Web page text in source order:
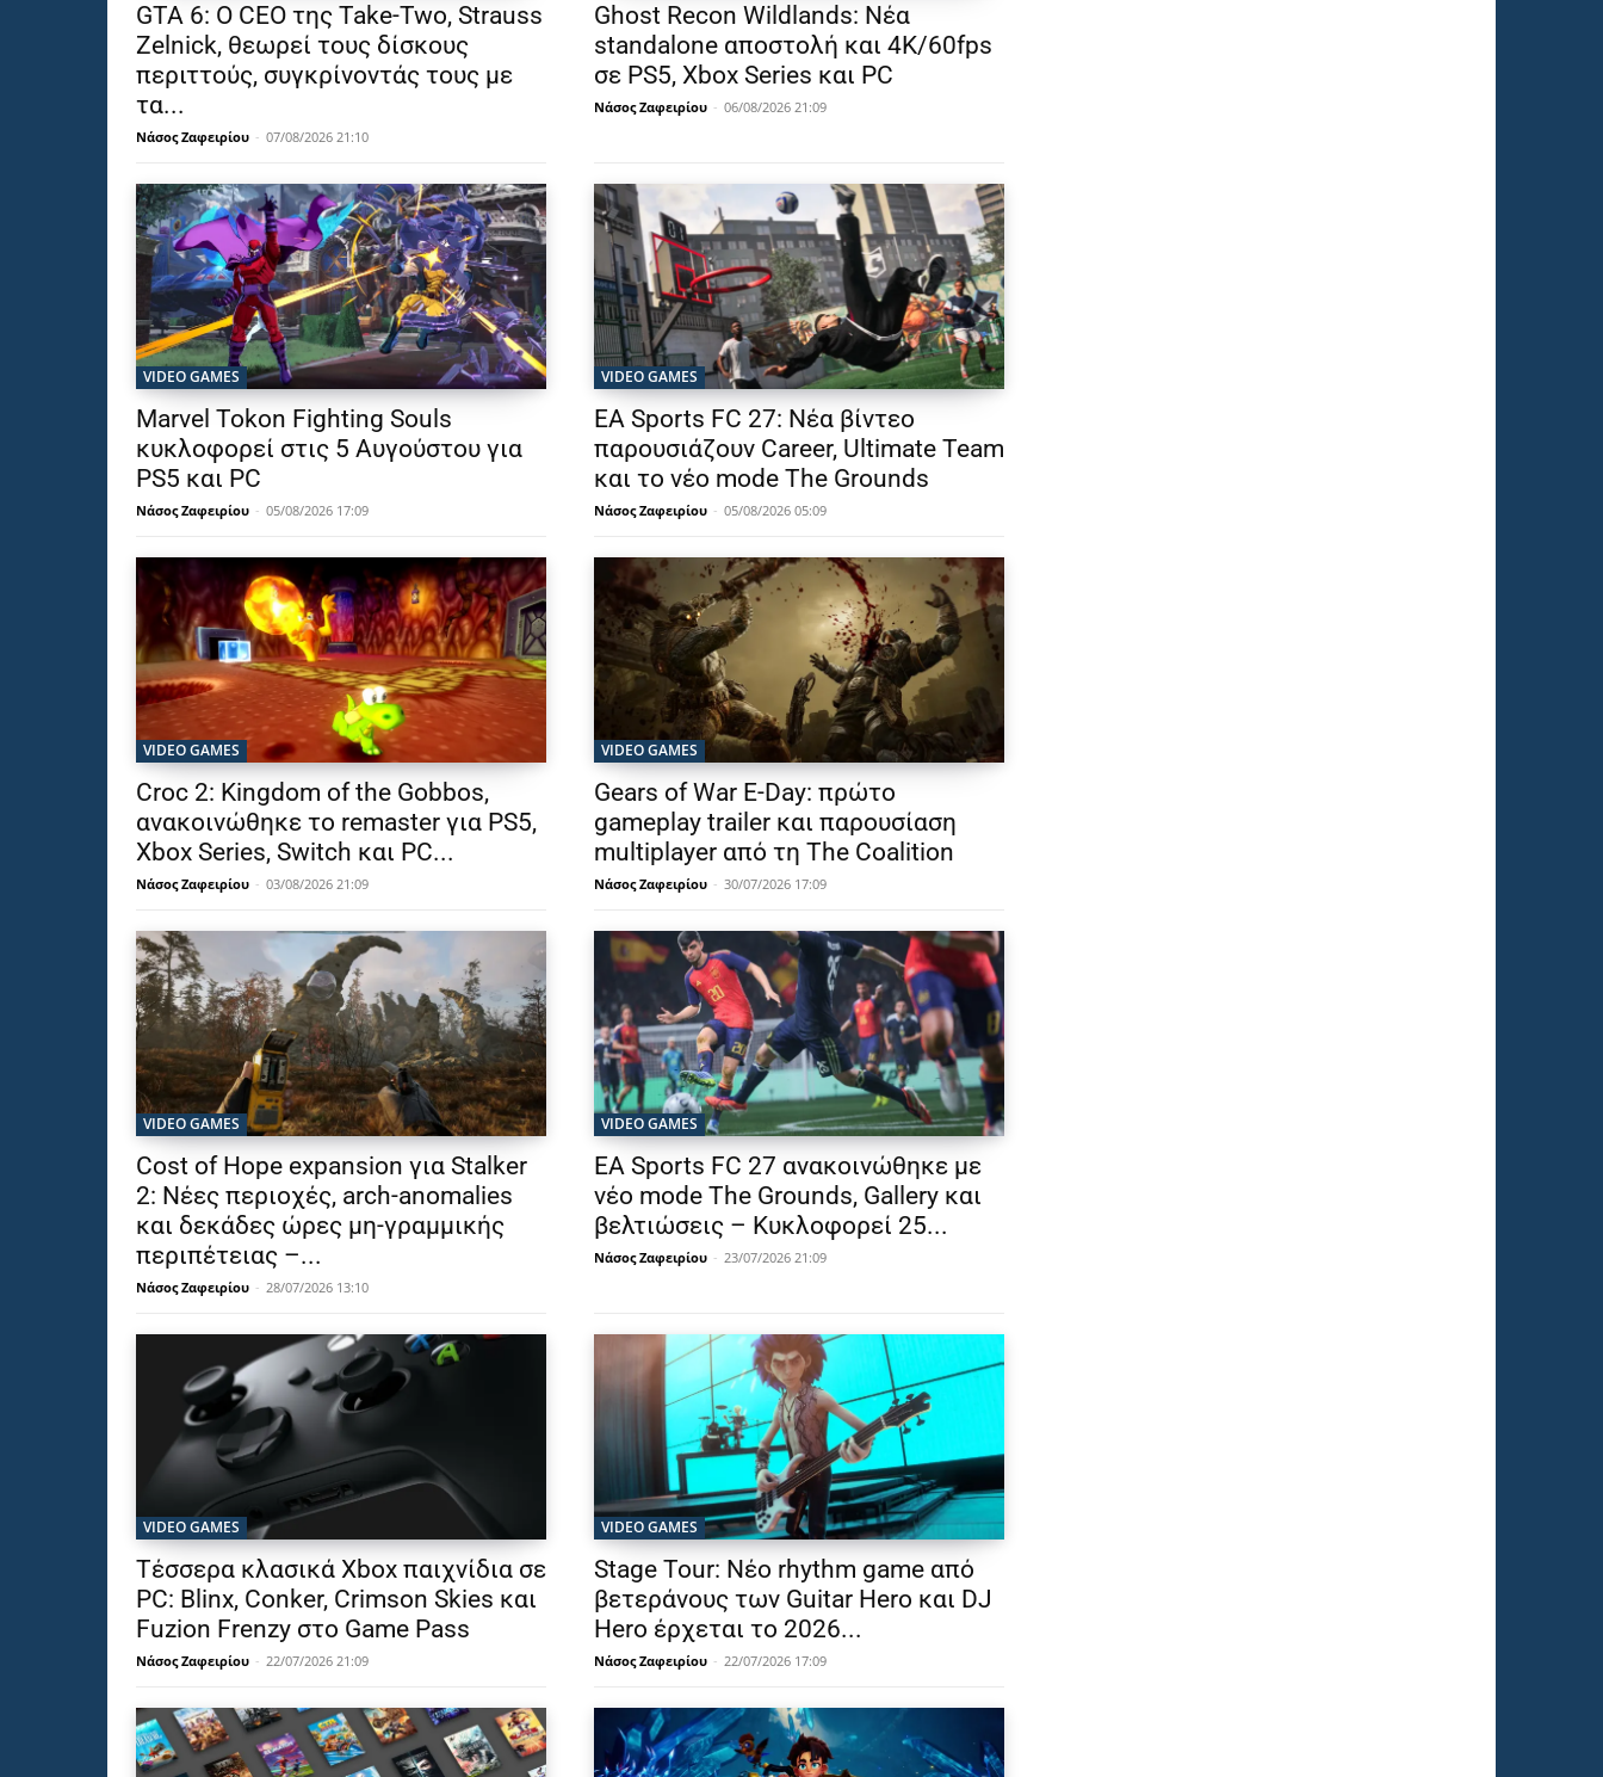
GTA 6: Ο CEO της Take-Two, Strauss
Zelnick, θεωρεί τους δίσκους
περιττούς, συγκρίνοντάς τους με
τα...
Νάσος Ζαφειρίου - 07/08/2026 21:10
Ghost Recon Wildlands: Νέα
standalone αποστολή και 4K/60fps
σε PS5, Xbox Series και PC
Νάσος Ζαφειρίου - 06/08/2026 21:09
VIDEO GAMES
Marvel Tokon Fighting Souls
κυκλοφορεί στις 5 Αυγούστου για
PS5 και PC
Νάσος Ζαφειρίου - 05/08/2026 17:09
VIDEO GAMES
EA Sports FC 27: Νέα βίντεο
παρουσιάζουν Career, Ultimate Team
και το νέο mode The Grounds
Νάσος Ζαφειρίου - 05/08/2026 05:09
VIDEO GAMES
Croc 2: Kingdom of the Gobbos,
ανακοινώθηκε το remaster για PS5,
Xbox Series, Switch και PC...
Νάσος Ζαφειρίου - 03/08/2026 21:09
VIDEO GAMES
Gears of War E-Day: πρώτο
gameplay trailer και παρουσίαση
multiplayer από τη The Coalition
Νάσος Ζαφειρίου - 30/07/2026 17:09
VIDEO GAMES
Cost of Hope expansion για Stalker
2: Νέες περιοχές, arch-anomalies
και δεκάδες ώρες μη-γραμμικής
περιπέτειας –...
Νάσος Ζαφειρίου - 28/07/2026 13:10
VIDEO GAMES
EA Sports FC 27 ανακοινώθηκε με
νέο mode The Grounds, Gallery και
βελτιώσεις – Κυκλοφορεί 25...
Νάσος Ζαφειρίου - 23/07/2026 21:09
VIDEO GAMES
Τέσσερα κλασικά Xbox παιχνίδια σε
PC: Blinx, Conker, Crimson Skies και
Fuzion Frenzy στο Game Pass
Νάσος Ζαφειρίου - 22/07/2026 21:09
VIDEO GAMES
Stage Tour: Νέο rhythm game από
βετεράνους των Guitar Hero και DJ
Hero έρχεται το 2026...
Νάσος Ζαφειρίου - 22/07/2026 17:09